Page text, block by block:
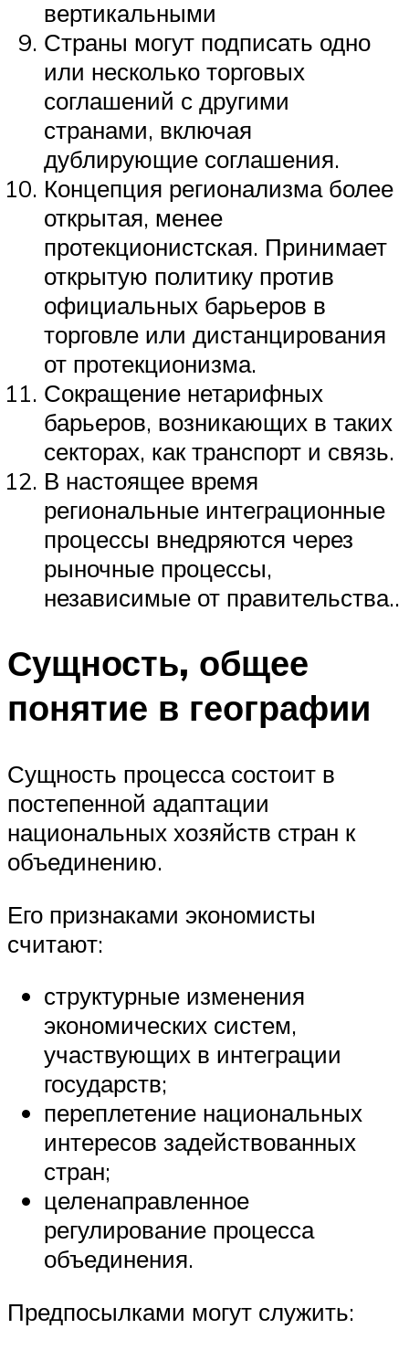
вертикальными
Страны могут подписать одно
или несколько торговых
соглашений с другими
странами, включая
дублирующие соглашения.
Концепция регионализма более
открытая, менее
протекционистская. Принимает
открытую политику против
официальных барьеров в
торговле или дистанцирования
от протекционизма.
Сокращение нетарифных
барьеров, возникающих в таких
секторах, как транспорт и связь.
В настоящее время
региональные интеграционные
процессы внедряются через
рыночные процессы,
независимые от правительства..
Сущность, общее
понятие в географии
Сущность процесса состоит в
постепенной адаптации
национальных хозяйств стран к
объединению.
Его признаками экономисты
считают:
структурные изменения
экономических систем,
участвующих в интеграции
государств;
переплетение национальных
интересов задействованных
стран;
целенаправленное
регулирование процесса
объединения.
Предпосылками могут служить: